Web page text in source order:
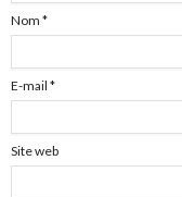
Nom *
E-mail *
Site web